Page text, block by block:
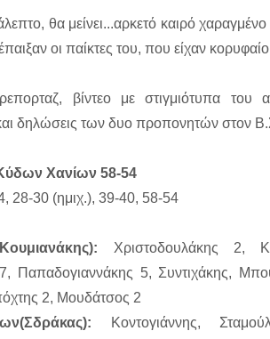
θα μείνει...αρκετό καιρό
οι παίκτες του, που είχαν
βίντεο με στιγμιότυπα
δηλώσεις των δυο προπονητών στον
Χανίων 58-54
28-30 (ημιχ.), 39-40, 58-54
Χριστοδουλάκης 2,
Παπαδογιαννάκης 5, Συντιχάκης,
2, Μουδάτσος 2
Κοντογιάννης,